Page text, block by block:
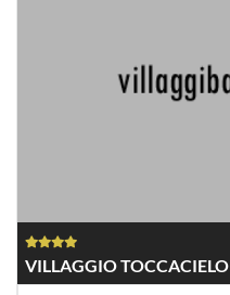
VILLAGGIO TOCCACIELO